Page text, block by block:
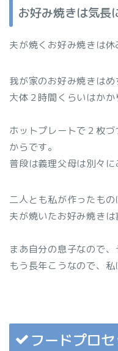
お好み焼きは気長
夫が焼くお好み焼きは休
我が家のお好み焼きはめ
大体２時間くらいはかか
ホットプレートで２枚
からです。
普段は義理父母は別々に
二人とも私が作ったもの
夫が焼いたお好み焼きは
まあ自分の息子なので、
もう長年こうなので、私
フードプロ